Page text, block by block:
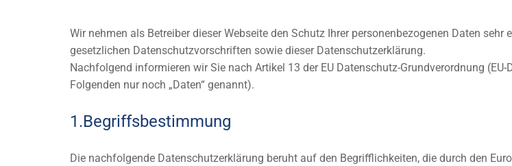
Wir nehmen als Betreiber dieser Webseite den Schutz Ihrer personenbezogenen Daten
gesetzlichen Datenschutzvorschriften sowie dieser Datenschutzerklärung.
Nachfolgend informieren wir Sie nach Artikel 13 der EU Datenschutz-Grundverordnung
Folgenden nur noch „Daten“ genannt).
1.Begriffsbestimmung
Die nachfolgende Datenschutzerklärung beruht auf den Begrifflichkeiten, die durch den